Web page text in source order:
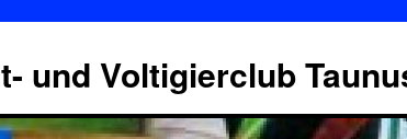
und Voltigierclub